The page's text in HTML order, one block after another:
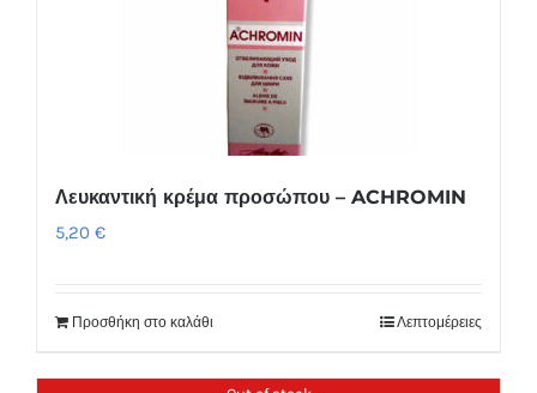
Λευκαντική κρέμα προσώπου – ACHROMIN
5,20 €
Προσθήκη στο καλάθι Λεπτομέρειες